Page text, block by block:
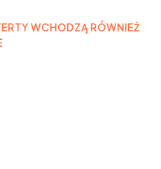
WCHODZĄ RÓWNIEŻ